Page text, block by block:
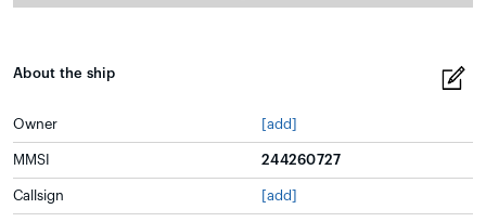
About the ship
Owner [add]
MMSI 244260727
Callsign [add]